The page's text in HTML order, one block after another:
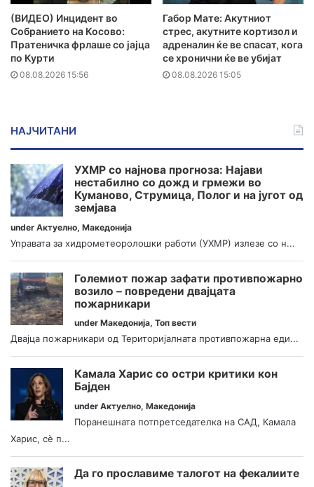
(ВИДЕО) Инцидент во
Собранието на Косово:
Пратеничка фрлаше со јајца
по Курти
08.08.2026 15:56
Габор Мате: Акутниот
стрес, акутните кортизол и
адреналин ќе ве спасат, кога
се хронични ќе ве убијат
08.08.2026 15:05
НАЈЧИТАНИ
УХМР со најнова прогноза: Најави
нестабилно со дожд и грмежи во
Куманово, Струмица, Полог и на југот од
земјава
under Актуелно, Македонија
Управата за хидрометеоролошки работи (УХМР) излезе со н...
Големиот пожар зафати противпожарно
возило – повредени двајцата
пожарникари
under Македонија, Топ вести
Двајца пожарникари од Територијалната противпожарна еди...
Камала Харис со остри критики кон
Бајден
under Актуелно, Македонија
Поранешната потпретседателка на САД, Камала
Харис, сè п...
Да го прославиме талогот на фекалиите